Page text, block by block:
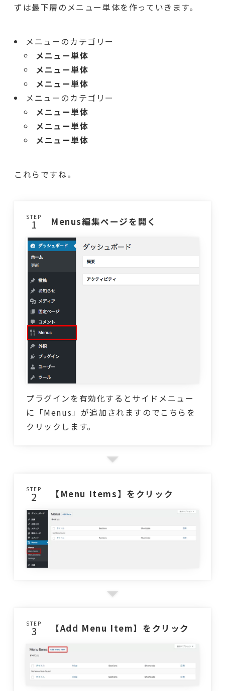
ずは最下層のメニュー単体を作っていきます。
メニューのカテゴリー
メニュー単体
メニュー単体
メニュー単体
メニューのカテゴリー
メニュー単体
メニュー単体
メニュー単体
これらですね。
STEP Menus編集ページを開く
プラグインを有効化するとサイドメニュー
に「Menus」が追加されますのでこちらを
クリックします。
STEP 【Menu Items】をクリック
STEP 【Add Menu Item】をクリック